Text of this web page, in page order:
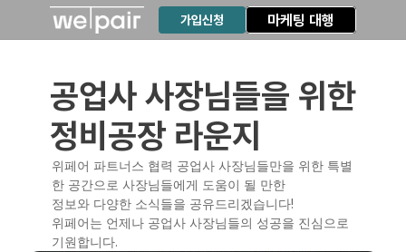
가입신청 마케팅 대행
공업사 사장님들을 위한
정비공장 라운지
위페어 파트너스 협력 공업사 사장님들만을 위한 특별
한 공간으로 사장님들에게 도움이 될 만한
정보와 다양한 소식들을 공유드리겠습니다!
위페어는 언제나 공업사 사장님들의 성공을 진심으로
기원합니다.